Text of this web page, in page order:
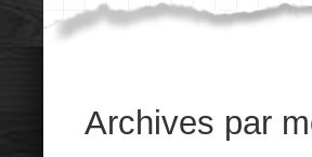
Archives par